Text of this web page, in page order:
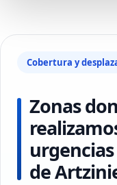
Cobertura y
Zonas
de